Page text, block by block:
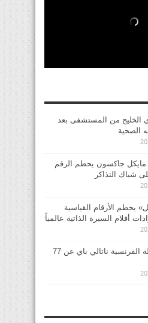
الخليج من المستشفى بعد
الصحية
مايكل جاكسون يحطم الرقم
شباك التذاكر
يحطم الأرقام القياسية
أفلام السيرة الذاتية عالمياً
وفاة الممثلة الفرنسية ناتالي باي عن 77